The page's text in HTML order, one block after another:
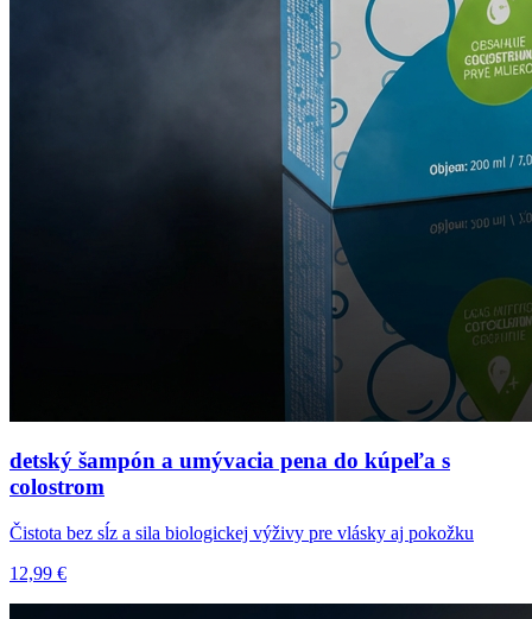
detský šampón a umývacia pena do kúpeľa s
colostrom
Čistota bez sĺz a sila biologickej výživy pre vlásky aj pokožku
12,99 €